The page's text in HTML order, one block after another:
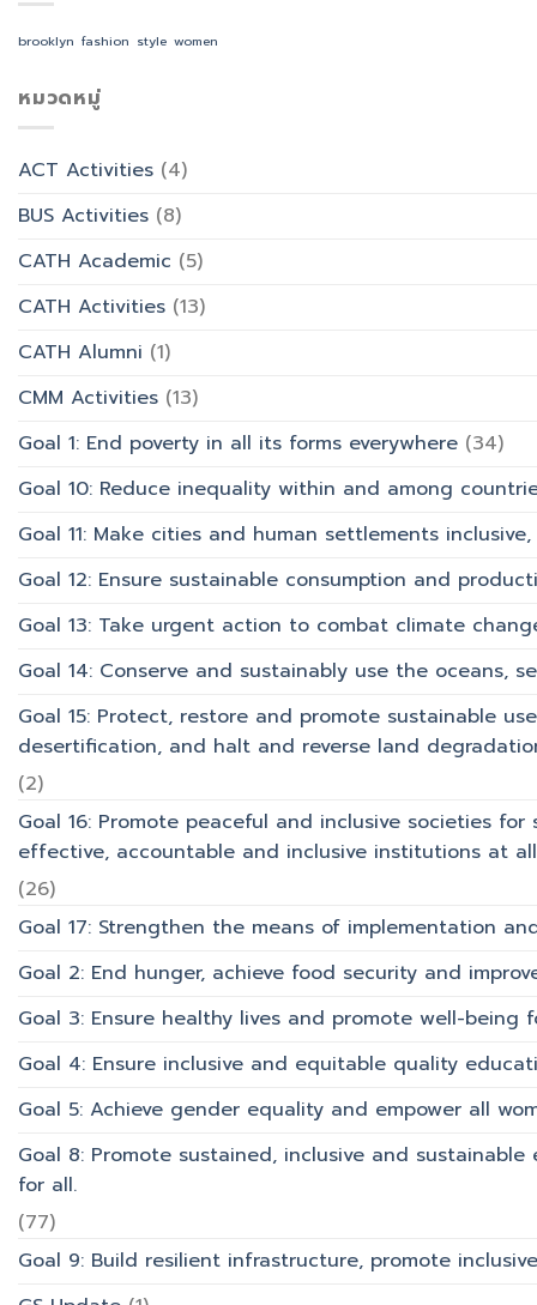
การ
วิทยาลัย
การ
บิน
การ
เที่ยว
การ
จัด
Office
Work
AI”
วัน
ผู้
ตั้ง
brooklyn fashion style women
หมวดหมู่
ACT Activities (4)
BUS Activities (8)
CATH Academic (5)
CATH Activities (13)
CATH Alumni (1)
CMM Activities (13)
Goal 1: End poverty in all its forms everywhere (34)
Goal 10: Reduce inequality within and among
Goal 11: Make cities and human settlements
Goal 12: Ensure sustainable consumption and
Goal 13: Take urgent action to combat climate
Goal 14: Conserve and sustainably use the oceans,
Goal 15: Protect, restore and promote sustainable
desertification, and halt and reverse land
(2)
Goal 16: Promote peaceful and inclusive societies
effective, accountable and inclusive institutions at all
(26)
Goal 17: Strengthen the means of implementation
Goal 2: End hunger, achieve food security and
Goal 3: Ensure healthy lives and promote well-being
Goal 4: Ensure inclusive and equitable quality
Goal 5: Achieve gender equality and empower all
Goal 8: Promote sustained, inclusive and
for all.
(77)
Goal 9: Build resilient infrastructure, promote